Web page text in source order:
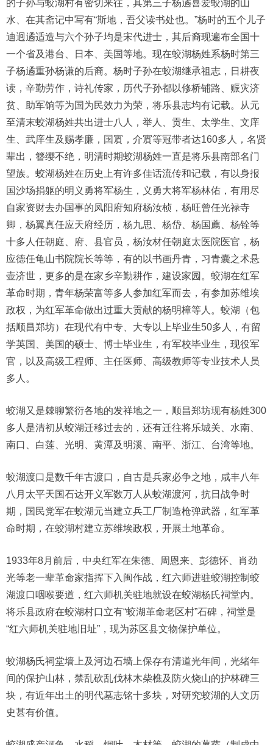
的子孙与蛟湖村有密切来往，其第三子杨遹喜爱蛟湖的山
水、在其斋记中写有“斯地，吾父读书处也。”杨时的五个儿子
迪迥遹适造与六个孙子均是宋代进士，其后裔现遍布全国十
一个省及港台、日本、美国等地。现在蛟湖杨姓系杨时第三
子杨遹重孙杨谦的后裔。杨时子孙在蛟湖继承祖志，日耕夜
读，辛勤劳作，诗礼传家，历代子孙都以修桥铺路、赈灾济
贫、助军饷等为国为民效力为荣，将乐县志均有记载。从元
至清末蛟湖杨姓共出进士八人，举人、贡生、太学生、文庠
生、武庠生及赐孝廉，国賔，介賔等冠带者达160多人，名贤
辈出，簪缨不绝，明清时期蛟湖杨姓一直是将乐县南部名门
望族。蛟湖杨姓在历史上有许多佳话流传和记载，有以身报
国沙场捐躯的明义勇将军杨生，义勇大将军杨林佑，有用尽
自家资财去办国事的凤阳府知府杨汝桢，杨旺曾任光禄寺
卿，杨翼真任应天府经历，杨九思、杨岱、杨国薦、杨铨等
十多人任朝庭、府、县官员，杨汝材任朝庭太医院医官，杨
应德任龟山书院院长等等，有的以书画丹青，习青囊之术悬
壶济世，更多的是在家乡辛勤耕作，建设家园。蛟湖在红军
革命时期，青年杨荣富等多人参加红军而去，有参加苏维埃
政权，为红军革命做出过重大贡献的杨明樟等人。蛟湖（包
括顺昌郑坊）在现代有中专、大专以上毕业生50多人，有留
学英国、美国的硕士、博士毕业生，有军校毕业生，现役军
官，以及高级工程师、主任医师、高级教师等专业技术人员
多人。
蛟湖又是棘聊繁衍各地的发祥地之一，顺昌郑坊现有杨姓300
多人是清初从蛟湖迁移过去的，还有迁往将乐城关、水南、
南口、白莲、光明、黄潭及明溪、南平、浙江、台湾等地。
蛟湖渡口是数千年古渡口，自古是兵家必争之地，咸丰八年
八月太平天国石达开义军数万人从蛟湖渡河，抗日战争时
期，国民党军在蛟湖元当建立兵工厂制造枪弹武器，红军革
命时期，在蛟湖村建立苏维埃政权，开展土地革命。
1933年8月前后，中央红军在朱德、周恩来、彭德怀、肖劲
光等老一辈革命家指挥下入闽作战，红六师进驻蛟湖控制蛟
湖渡口咽喉要道，红六师机关驻地就设在蛟湖杨氏祠堂内。
将乐县政府在蛟湖村口立有“蛟湖革命老区村”石碑，祠堂是
“红六师机关驻地旧址”，现为苏区县文物保护单位。
蛟湖杨氏祠堂墙上及河边石墙上保存有清道光年间，光绪年
间的保护山林，禁乱砍乱伐林木柴樵及防火烧山的护林碑三
块，有近年出土的明代墓志铭十多块，对研究蛟湖的人文历
史甚有价值。